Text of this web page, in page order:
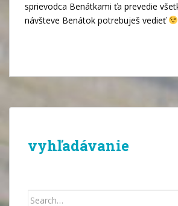
sprievodca Benátkami ťa prevedie
návšteve Benátok potrebuješ vedieť
vyhľadávanie
Search